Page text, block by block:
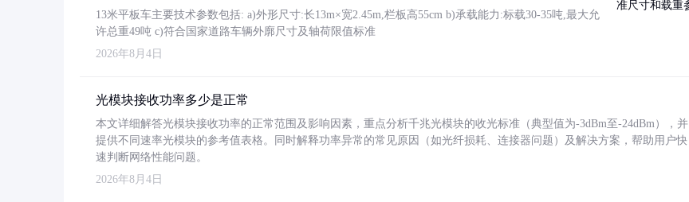
13米平板车主要技术参数包括: a)外形尺寸:长13m×宽2.45m,栏板高55cm b)承载能力:标载30-35吨,最大允
许总重49吨 c)符合国家道路车辆外廓尺寸及轴荷限值标准
2026年8月4日
光模块接收功率多少是正常
本文详细解答光模块接收功率的正常范围及影响因素，重点分析千兆光模块的收光标准（典型值为-3dBm至-24dBm），并
提供不同速率光模块的参考值表格。同时解释功率异常的常见原因（如光纤损耗、连接器问题）及解决方案，帮助用户快
速判断网络性能问题。
2026年8月4日